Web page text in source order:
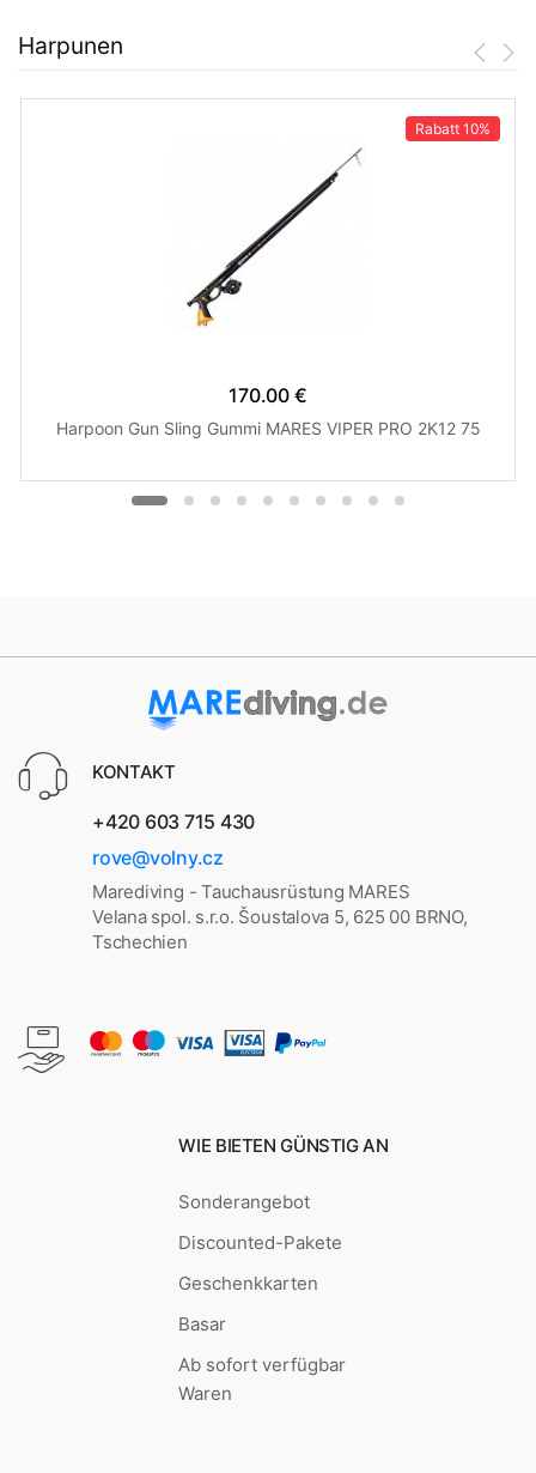
Harpunen
Rabatt 10%
170.00 €
Harpoon Gun Sling Gummi MARES VIPER PRO 2K12 75
KONTAKT
+420 603 715 430
rove@volny.cz
Marediving - Tauchausrüstung MARES
Velana spol. s.r.o. Šoustalova 5, 625 00 BRNO,
Tschechien
WIE BIETEN GÜNSTIG AN
Sonderangebot
Discounted-Pakete
Geschenkkarten
Basar
Ab sofort verfügbar
Waren